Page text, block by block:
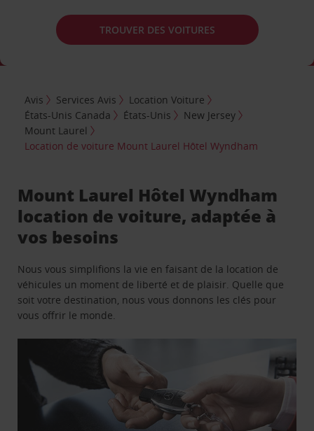
TROUVER DES VOITURES
Avis Services Avis
Location Voiture
États-Unis Canada
États-Unis
New Jersey
Mount Laurel
Location de voiture Mount Laurel Hôtel Wyndham
Mount Laurel Hôtel Wyndham
location de voiture, adaptée à
vos besoins
Nous vous simplifions la vie en faisant de la location de
véhicules un moment de liberté et de plaisir. Quelle que
soit votre destination, nous vous donnons les clés pour
vous offrir le monde.